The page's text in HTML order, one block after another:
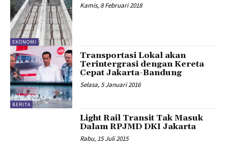
EKONOMI
Kamis, 8 Februari 2018
BERITA
Transportasi Lokal akan
Terintergrasi dengan Kereta
Cepat Jakarta-Bandung
Selasa, 5 Januari 2016
Light Rail Transit Tak Masuk
Dalam RPJMD DKI Jakarta
Rabu, 15 Juli 2015